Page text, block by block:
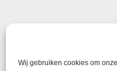
Wij gebruiken cookies om